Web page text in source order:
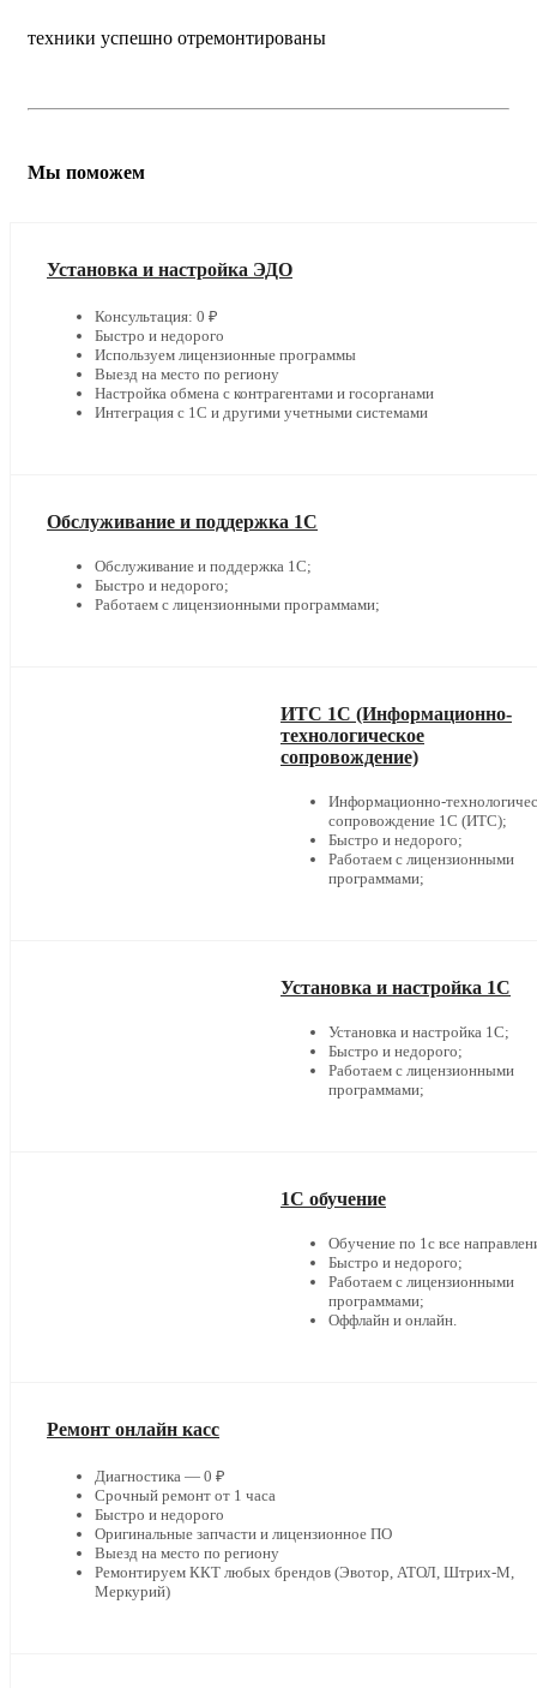
техники успешно отремонтированы
Мы поможем
Установка и настройка ЭДО
Консультация: 0 ₽
Быстро и недорого
Используем лицензионные программы
Выезд на место по региону
Настройка обмена с контрагентами и госорганами
Интеграция с 1С и другими учетными системами
Обслуживание и поддержка 1С
Обслуживание и поддержка 1С;
Быстро и недорого;
Работаем с лицензионными программами;
ИТС 1С (Информационно-
технологическое
сопровождение)
Информационно-
сопровождение 1С (ИТС);
Быстро и недорого;
Работаем с лицензионными
программами;
Установка и настройка 1С
Установка и настройка 1С;
Быстро и недорого;
Работаем с лицензионными
программами;
1С обучение
Обучение по 1с все
Быстро и недорого;
Работаем с лицензионными
программами;
Оффлайн и онлайн.
Ремонт онлайн касс
Диагностика — 0 ₽
Срочный ремонт от 1 часа
Быстро и недорого
Оригинальные запчасти и лицензионное ПО
Выезд на место по региону
Ремонтируем ККТ любых брендов (Эвотор, АТОЛ, Штрих-М,
Меркурий)